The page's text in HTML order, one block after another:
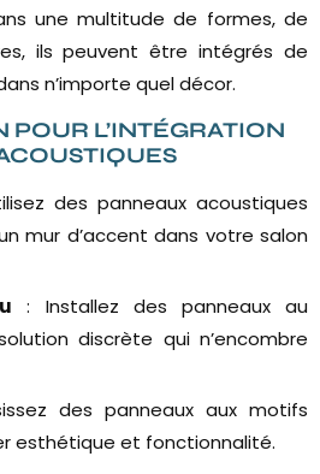
une multitude de formes, de
ils peuvent être intégrés de
n’importe quel décor.
POUR L’INTÉGRATION
des panneaux acoustiques
mur d’accent dans votre salon
: Installez des panneaux au
discrète qui n’encombre
des panneaux aux motifs
esthétique et fonctionnalité.